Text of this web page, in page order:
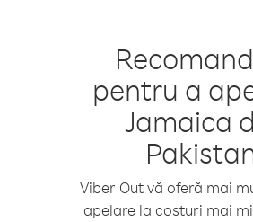
pentru a
Jamaica
Viber Out vă oferă mai
apelare la costuri mai